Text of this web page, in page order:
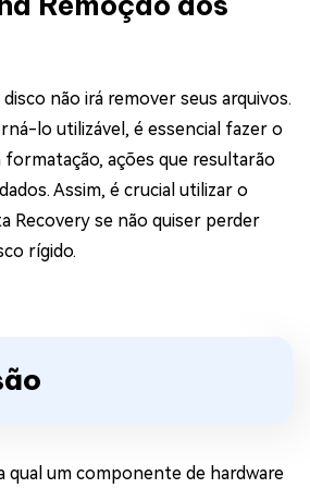
disco não irá remover seus arquivos.
lo utilizável, é essencial fazer o
ações que resultarão
Assim, é crucial utilizar o
Recovery se não quiser perder
rígido.
qual um componente de hardware